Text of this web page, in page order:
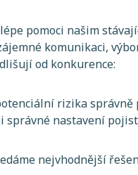
pomoci našim
komunikaci,
od konkurence:
rizika správně
správné nastavení
nejvhodnější